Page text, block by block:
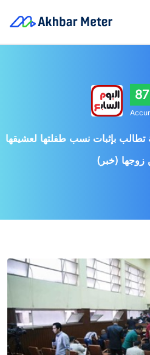
بإثبات نسب طفلتها لعشيقها
زوجها (خبر)